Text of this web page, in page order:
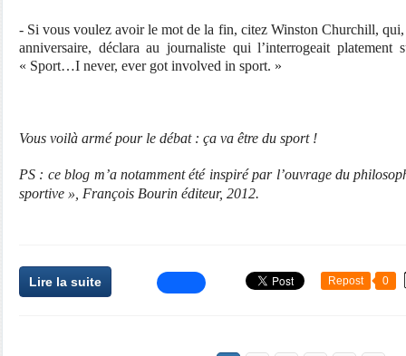
- Si vous voulez avoir le mot de la fin, citez Winston Churchill,
anniversaire, déclara au journaliste qui l’interrogeait
« Sport…I never, ever got involved in sport. »
Vous voilà armé pour le débat : ça va être du sport !
PS : ce blog m’a notamment été inspiré par l’ouvrage du
sportive », François Bourin éditeur, 2012.
Lire la suite Repost 0